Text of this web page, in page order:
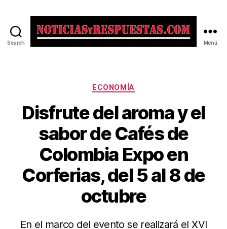
Search Menú
Categorías
ECONOMÍA
Disfrute del aroma y el
sabor de Cafés de
Colombia Expo en
Corferias, del 5 al 8 de
octubre
En el marco del evento se realizará el XVI